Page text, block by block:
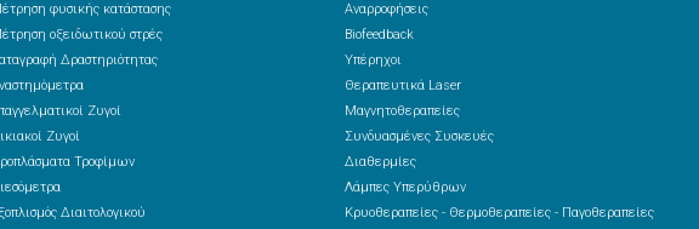
φυσικής κατάστασης
οξειδωτικού στρές
Δραστηριότητας
Ζυγοί
Ζυγοί
Τροφίμων
Διαιτολογικού
Αναρροφήσεις
Biofeedback
Υπέρηχοι
Θεραπευτικά Laser
Μαγνητοθεραπείες
Συνδυασμένες Συσκευές
Διαθερμίες
Λάμπες Υπερύθρων
Κρυοθεραπείες - Θερμοθεραπείες - Παγοθεραπείες